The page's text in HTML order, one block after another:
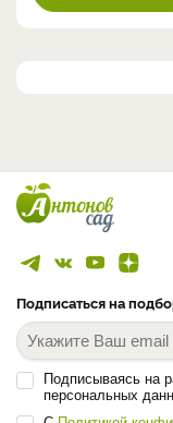
Подписаться на
Подписываясь на
персональных